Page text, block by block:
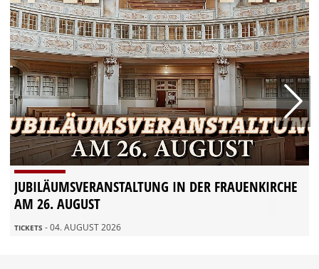
JUBILÄUMSVERANSTALTUNG IN DER FRAUENKIRCHE
AM 26. AUGUST
TICKETS - 04. AUGUST 2026